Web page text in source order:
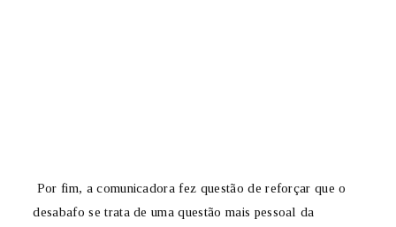
Por fim, a comunicadora fez questão de reforçar que o
desabafo se trata de uma questão mais pessoal da